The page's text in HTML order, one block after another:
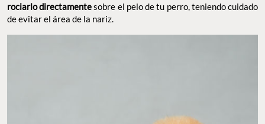
rociarlo directamentesobre el pelo de tu perro, teniendo cuidado
de evitar el área de la nariz.